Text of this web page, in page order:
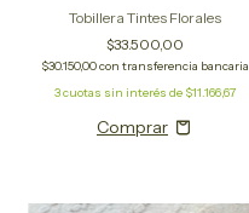
Tobillera Tintes Florales
$33.500,00
$30.150,00con transferencia bancaria
3cuotas sin interés de $11.166,67